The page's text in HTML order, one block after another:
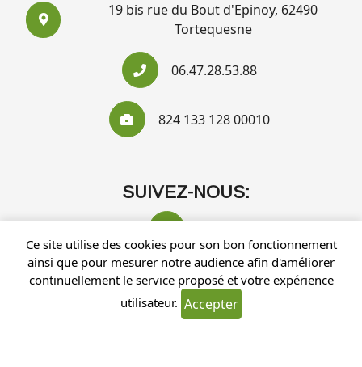
19 bis rue du Bout d'Epinoy, 62490
Tortequesne
06.47.28.53.88
824 133 128 00010
SUIVEZ-NOUS:
Recherches fréquentes
Ce site utilise des cookies pour son bon fonctionnement
ainsi que pour mesurer notre audience afin d'améliorer
continuellement le service proposé et votre expérience
utilisateur. Accepter